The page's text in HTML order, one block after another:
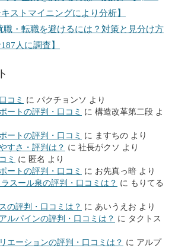
ストマイニングにより分析】
職・転職を避けるには？対策と見分け方
人に調査】
コミ に パクチョンソ より
ートの評判・口コミ に 構造改革第二段 よ
ートの評判・口コミ に ますちの より
すさ・評判は？ に 社長がクソ より
ミ に 匿名 より
ートの評判・口コミ に お先真っ暗 より
スール泉の評判・口コミは？ に もりてる
の評判・口コミは？ に あいうえお より
ルパインの評判・口コミは？ に タクトス
エーションの評判・口コミは？ に アルプ